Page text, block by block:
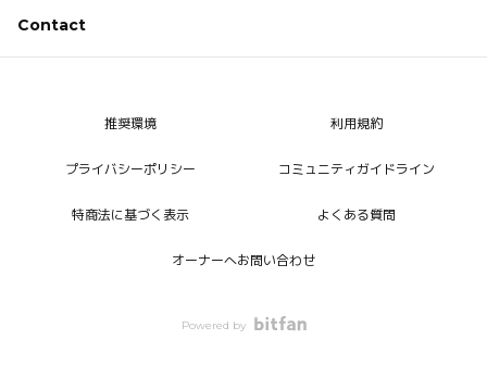
Contact
推奨環境 利用規約
プライバシーポリシー コミュニティガイドライン
特商法に基づく表示 よくある質問
オーナーへお問い合わせ
Powered by